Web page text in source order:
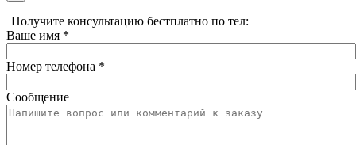
Получите консультацию бестплатно по тел:
Ваше имя *
Номер телефона *
Сообщение